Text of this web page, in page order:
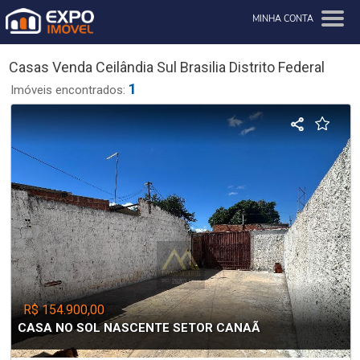
MINHA CONTA
Casas Venda Ceilândia Sul Brasilia Distrito Federal
Imóveis encontrados: 1
R$ 154.900,00
CASA NO SOL NASCENTE SETOR CANAÃ